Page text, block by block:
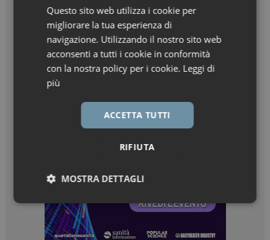
Questo sito web utilizza i cookie per
migliorare la tua esperienza di
navigazione. Utilizzando il nostro sito web
acconsenti a tutti i cookie in conformità
con la nostra policy per i cookie. Leggi di
più
ACCETTA TUTTI
RIFIUTA
MOSTRA DETTAGLI
Necessari Marketing